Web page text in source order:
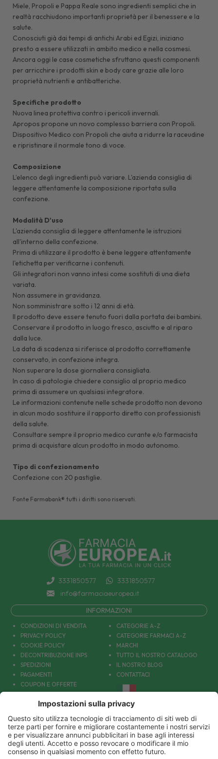
Miele, Propoli e Pappa Reale sono ingredienti semplici che in
realtà racchiudono importanti proprietà per il benessere e la
salute.
Conosciuti già dai tempi di antichi Arabi ed Egizi, iniziano
presto a essere utilizzati in ambito medico e nella cosmesi.
Ancora oggi le case cosmetiche sfruttano questi componenti
per arricchire i prodotti skin e body care grazie alle loro
proprietà nutrienti e antibatteriche.
Specifiche prodotto
Nuova linea protettiva contro i pericoli invernali.
Apropos propone un novo complesso barriera con Propoli.
Dispositivo Medico con Propoli che aiuta a ridurre la raceudine
e ripristinare il normale tono di voce.
Composizione
L’elenco degli ingredienti può variare. L'azienda consiglia di
leggere attentamente la composizione riportata sulla
confezione.
Modalità D'uso
L'azienda consiglia di leggere attentamente le istruzioni
all'interno della confezione.
Prima di utilizzare il prodotto è bene leggere attentamente
l'etichetta per verificarne i contenuti.
Gli integratori non vanno intesi come sostituti di una dieta
variata.
Non assumere in gravidanza.
Non somministrare sotto i 12 anni di età.
Il prodotto deve essere tenuto fuori dalla portata dei bambini.
Conservare il prodotto in luogo fresco, asciutto e al riparo
dalla luce.
La data di scadenza si riferisce al prodotto correttamente
conservato, in confezione integra.
Non superare la dose giornaliera consigliata.
In caso di patologie chiedere consiglio al proprio medico
prima di assumere un qualsiasi integratore.
Le informazioni contenute nelle schede prodotto non devono
in alcun modo sostituire il rapporto diretto con professionisti
della salute.
Consultare sempre il proprio medico curante e/o farmacista
prima di acquistare alcun prodotto in modo autonomo.
Tipo di confezionamento
Confezione con 20 pastiglie.
Fonte Farmabank® tutti i diritti sono riservati.
3331850577
3331850577
info@farmaciaeuropea.it
INFORMAZIONI
CONDIZIONI DI VENDITA
PRIVACY POLICY
COOKIE POLICY
DECONTRIBUZIONE INPS
SPEDIZIONI
PAGAMENTI
COUPON E OFFERTE
PATOLOGIE: CAUSE E RIMEDI
CATEGORIE A-Z
CATEGORIE FARMACI A-Z
MARCHI
TUTTO IL NOSTRO CATALOGO
IL NOSTRO BLOG
CONTATTACI
DIVENTIAMO AMICI!
Parafarmacia Europea Srl - Via Petraro 380- 80050 Santa Maria la Carità (NA) - P.IVA10677001215